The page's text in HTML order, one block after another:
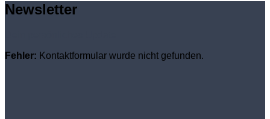
Newsletter
Fehler: Kontaktformular wurde nicht gefunden.